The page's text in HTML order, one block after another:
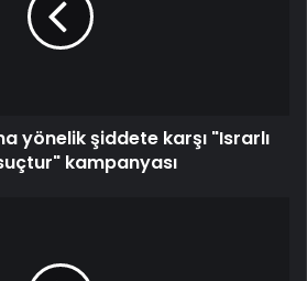
yönelik şiddete karşı "Israrlı
kampanyası